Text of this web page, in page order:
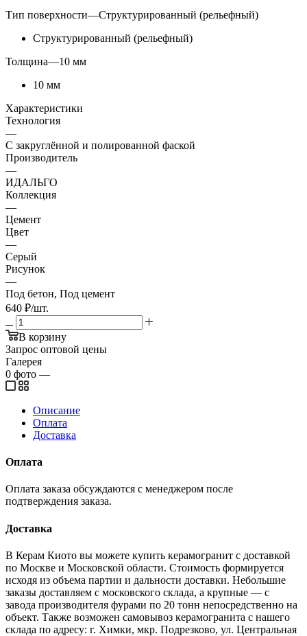
Тип поверхности—Структурированный (рельефный)
Структурированный (рельефный)
Толщина—10 мм
10 мм
Характеристики
Технология
—
С закруглённой и полированной фаской
Производитель
—
ИДАЛЬГО
Коллекция
—
Цемент
Цвет
—
Серый
Рисунок
—
Под бетон, Под цемент
640 ₽/шт.
В корзину
Запрос оптовой цены
Галерея
0 фото —
Описание
Оплата
Доставка
Оплата
Оплата заказа обсуждаются с менеджером после
подтверждения заказа.
Доставка
В Керам Киото вы можете купить керамогранит с доставкой
по Москве и Московской области. Стоимость формируется
исходя из объема партии и дальности доставки. Небольшие
заказы доставляем с московского склада, а крупные — с
завода производителя фурами по 20 тонн непосредственно на
объект. Также возможен самовывоз керамогранита с нашего
склада по адресу: г. Химки, мкр. Подрезково, ул. Центральная